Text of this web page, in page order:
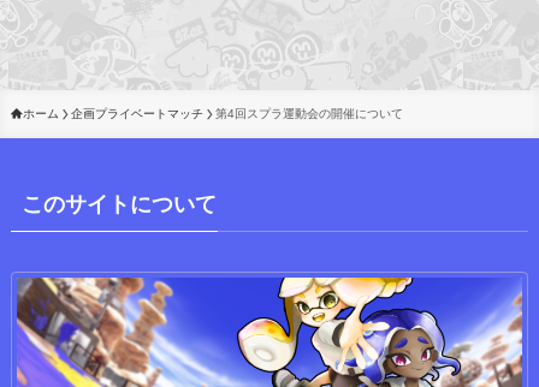
ホーム 企画プライベートマッチ 第4回スプラ運動会の開催について
このサイトについて